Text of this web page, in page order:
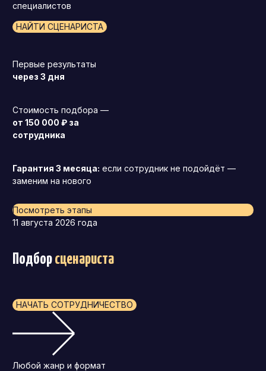
специалистов
НАЙТИ СЦЕНАРИСТА
Первые результаты
через 3 дня
Стоимость подбора —
от 150 000 ₽ за
сотрудника
Гарантия 3 месяца: если сотрудник не подойдёт —
заменим на нового
Посмотреть этапы
11 августа 2026 года
Подборсценариста
НАЧАТЬ СОТРУДНИЧЕСТВО
Любой жанр и формат